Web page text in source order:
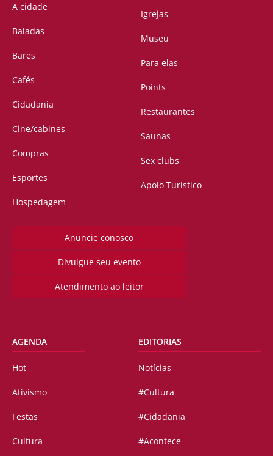
A cidade
Baladas
Bares
Cafés
Cidadania
Cine/cabines
Compras
Esportes
Hospedagem
Igrejas
Museu
Para elas
Points
Restaurantes
Saunas
Sex clubs
Apoio Turístico
Anuncie conosco
Divulgue seu evento
Atendimento ao leitor
AGENDA
Hot
Ativismo
Festas
Cultura
EDITORIAS
Notícias
#Cultura
#Cidadania
#Acontece